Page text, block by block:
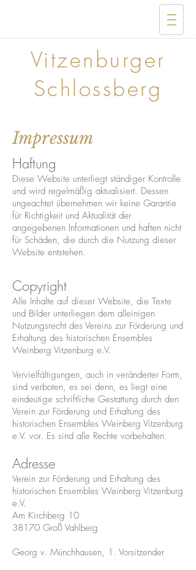
Vitzenburger
Schlossberg
Impressum
Haftung
Diese Website unterliegt ständiger Kontrolle
und wird regelmäßig aktualisiert. Dessen
ungeachtet übernehmen wir keine Garantie
für Richtigkeit und Aktualität der
angegebenen Informationen und haften nicht
für Schäden, die durch die Nutzung dieser
Website entstehen.
Copyright
Alle Inhalte auf dieser Website, die Texte
und Bilder unterliegen dem alleinigen
Nutzungsrecht des Vereins zur Förderung und
Erhaltung des historischen Ensembles
Weinberg Vitzenburg e.V.
Vervielfältigungen, auch in veränderter Form,
sind verboten, es sei denn, es liegt eine
eindeutige schriftliche Gestattung durch den
Verein zur Förderung und Erhaltung des
historischen Ensembles Weinberg Vitzenburg
e.V. vor. Es sind alle Rechte vorbehalten.
Adresse
Verein zur Förderung und Erhaltung des
historischen Ensembles Weinberg Vitzenburg
e.V.
Am Kirchberg 10
38170 Groß Vahlberg
Georg v. Münchhausen, 1. Vorsitzender